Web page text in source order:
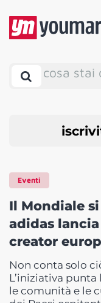
cosa stai
Eventi
Il Mondiale
adidas
creator
Non conta solo
L’iniziativa punta
le comunità e le